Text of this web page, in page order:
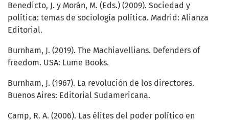
Benedicto, J. y Morán, M. (Eds.) (2009). Sociedad y
política: temas de sociología política. Madrid: Alianza
Editorial.
Burnham, J. (2019). The Machiavellians. Defenders of
freedom. USA: Lume Books.
Burnham, J. (1967). La revolución de los directores.
Buenos Aires: Editorial Sudamericana.
Camp, R. A. (2006). Las élites del poder político en